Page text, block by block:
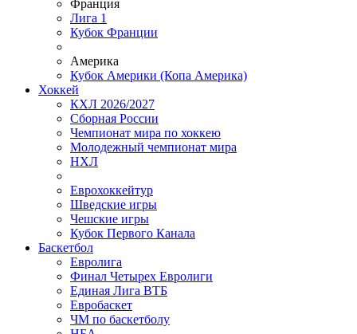
Франция
Лига 1
Кубок Франции
Америка
Кубок Америки (Копа Америка)
Хоккей
КХЛ 2026/2027
Сборная России
Чемпионат мира по хоккею
Молодежный чемпионат мира
НХЛ
Еврохоккейтур
Шведские игры
Чешские игры
Кубок Первого Канала
Баскетбол
Евролига
Финал Четырех Евролиги
Единая Лига ВТБ
Евробаскет
ЧМ по баскетболу